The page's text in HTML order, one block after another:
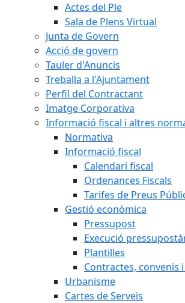
Actes del Ple
Sala de Plens Virtual
Junta de Govern
Acció de govern
Tauler d'Anuncis
Treballa a l'Ajuntament
Perfil del Contractant
Imatge Corporativa
Informació fiscal i altres
Normativa
Informació fiscal
Calendari fiscal
Ordenances Fiscals
Tarifes de Preus
Gestió econòmica
Pressupost
Execució
Plantilles
Contractes, convenis
Urbanisme
Cartes de Serveis